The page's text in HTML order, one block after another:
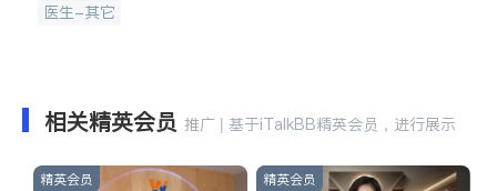
医生-其它
相关精英会员 推广 | 基于iTalkBB精英会员，进行展示
精英会员 精英会员